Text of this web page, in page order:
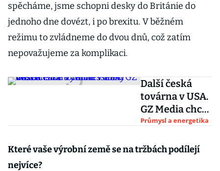
spěcháme, jsme schopni desky do Británie do
jednoho dne dovézt, i po brexitu. V běžném
režimu to zvládneme do dvou dnů, což zatím
nepovažujeme za komplikaci.
Další česká
továrna v USA.
GZ Media chce
v Tennessee či
vyrábět i obaly
Průmysl a energetika
Které vaše výrobní země se na tržbách podílejí
nejvíce?